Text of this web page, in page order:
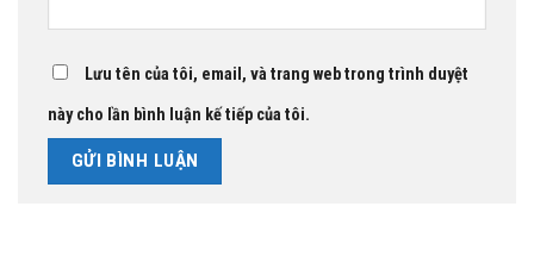
Lưu tên của tôi, email, và trang web trong trình duyệt
này cho lần bình luận kế tiếp của tôi.